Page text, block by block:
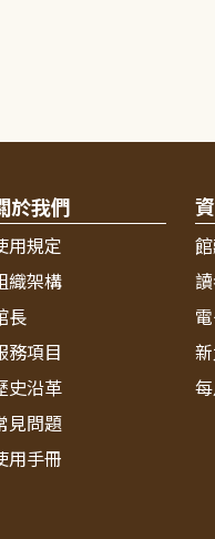
於我們
用規定
織架構
長
務項目
史沿革
見問題
用手冊